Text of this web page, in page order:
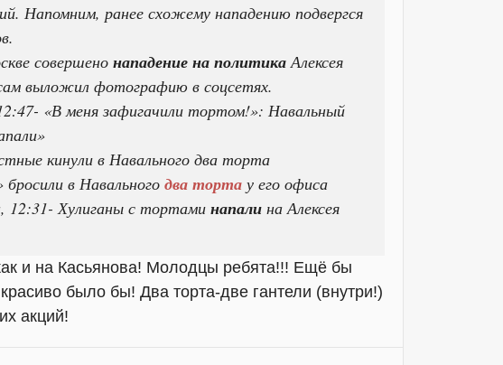
Напомним, ранее схожему нападению подвергся
совершено нападение на политика Алексея
выложил фотографию в соцсетях.
«В меня зафигачили тортом!»: Навальный
кинули в Навального два торта
в Навального два торта у его офиса
, 12:31- Хулиганы с тортами напали на Алексея
и на Касьянова! Молодцы ребята!!! Ещё бы
было бы! Два торта-две гантели (внутри!)
акций!